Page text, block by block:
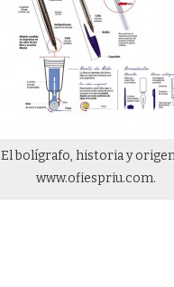
El bolígrafo, historia y
www.ofiespriu.com.